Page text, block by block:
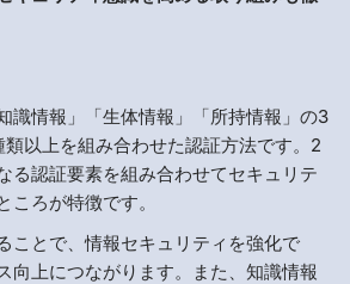
識情報」「生体情報」「所持情報」の3
以上を組み合わせた認証方法です。2
る認証要素を組み合わせてセキュリテ
ころが特徴です。
ことで、情報セキュリティを強化で
向上につながります。また、知識情報